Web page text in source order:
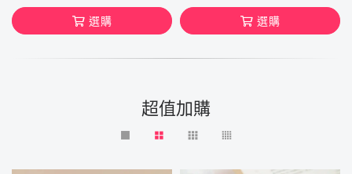
選購 選購
超值加購